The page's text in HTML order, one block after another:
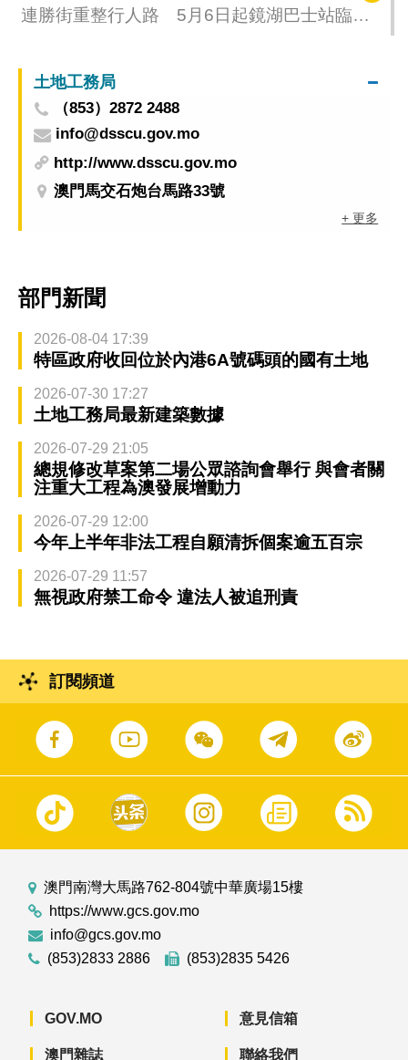
連勝街重整行人路 5月6日起鏡湖巴士站臨時
土地工務局
（853）2872 2488
info@dsscu.gov.mo
http://www.dsscu.gov.mo
澳門馬交石炮台馬路33號
+ 更多
部門新聞
2026-08-04 17:39
特區政府收回位於內港6A號碼頭的國有土地
2026-07-30 17:27
土地工務局最新建築數據
2026-07-29 21:05
總規修改草案第二場公眾諮詢會舉行 與會者關
注重大工程為澳發展增動力
2026-07-29 12:00
今年上半年非法工程自願清拆個案逾五百宗
2026-07-29 11:57
無視政府禁工命令 違法人被追刑責
訂閱頻道
澳門南灣大馬路762-804號中華廣場15樓
https://www.gcs.gov.mo
info@gcs.gov.mo
(853)2833 2886
(853)2835 5426
GOV.MO
澳門雜誌
意見信箱
聯絡我們